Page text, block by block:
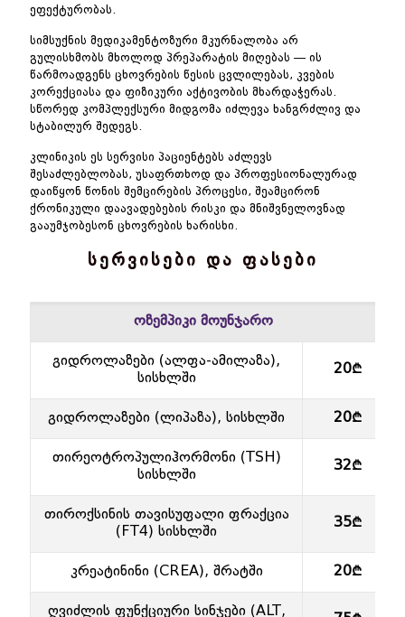
ეფექტურობას.
სიმსუქნის მედიკამენტოზური მკურნალობა არ
გულისხმობს მხოლოდ პრეპარატის მიღებას — ის
წარმოადგენს ცხოვრების წესის ცვლილებას, კვების
კორექციასა და ფიზიკური აქტივობის მხარდაჭერას.
სწორედ კომპლექსური მიდგომა იძლევა ხანგრძლივ და
სტაბილურ შედეგს.
კლინიკის ეს სერვისი პაციენტებს აძლევს
შესაძლებლობას, უსაფრთხოდ და პროფესიონალურად
დაიწყონ წონის შემცირების პროცესი, შეამცირონ
ქრონიკული დაავადებების რისკი და მნიშვნელოვნად
გააუმჯობესონ ცხოვრების ხარისხი.
სერვისები და ფასები
ოზემპიკი მოუნჯარო
გიდროლაზები (ალფა-ამილაზა),
სისხლში
20₾
გიდროლაზები (ლიპაზა), სისხლში 20₾
თირეოტროპულიჰორმონი (TSH)
სისხლში
32₾
თიროქსინის თავისუფალი ფრაქცია
(FT4) სისხლში
35₾
კრეატინინი (CREA), შრატში 20₾
ღვიძლის ფუნქციური სინჯები (ALT,